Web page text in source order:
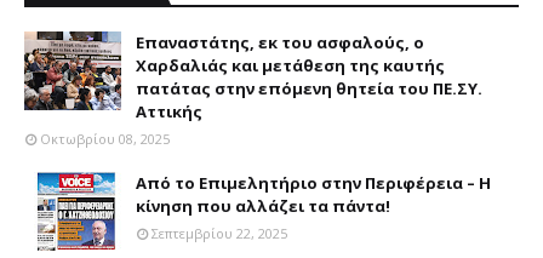
Επαναστάτης, εκ του ασφαλούς, ο
Χαρδαλιάς και μετάθεση της καυτής
πατάτας στην επόμενη θητεία του ΠΕ.ΣΥ.
Αττικής
Οκτωβρίου 08, 2025
Από το Επιμελητήριο στην Περιφέρεια – Η
κίνηση που αλλάζει τα πάντα!
Σεπτεμβρίου 22, 2025